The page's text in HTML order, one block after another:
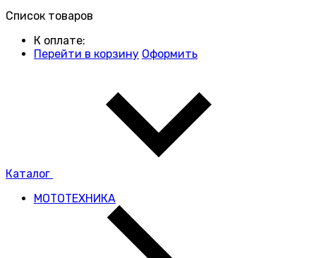
Список товаров
К оплате:
Перейти в корзину Оформить
Каталог
МОТОТЕХНИКА